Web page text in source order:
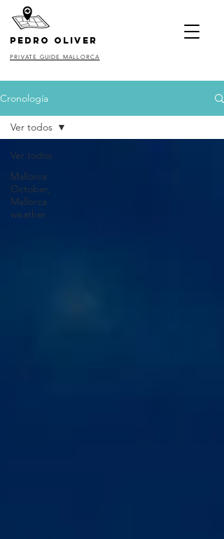
pedro oliver
PRIVATE GUIDE MALLORCA
Cronología
Ver todos
Mallorca
October,
Mallorca
weather
Ver todos